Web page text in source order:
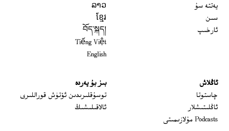
يەتتە سۇ
سىن
ئارخىپ
ລາວ
ខ្មែរ
བོད་སྐད།
Tiếng Việt
English
ئاڭلاش
چاستوتا
ئاڭلىتىشلار
Podcasts مۇلازىمىتى
بىز بۇ يەردە
توسۇقلىرىدىن ئۆتۈش قوراللىرى
ئالاقىلىشىڭ